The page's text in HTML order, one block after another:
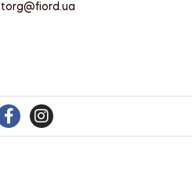
torg@fiord.ua